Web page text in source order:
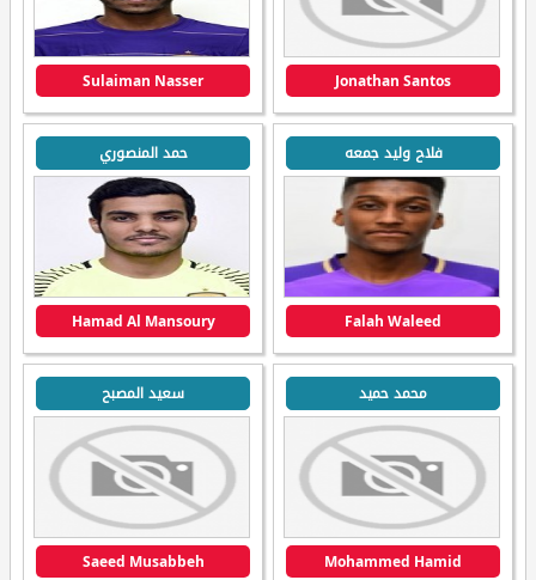
Jonathan Santos
Sulaiman Nasser
فلاح وليد جمعه
Falah Waleed
حمد المنصوري
Hamad Al Mansoury
محمد حميد
Mohammed Hamid
سعيد المصبح
Saeed Musabbeh